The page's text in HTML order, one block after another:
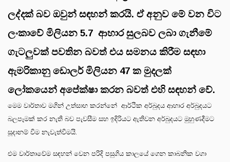
ලද්දක් බව ඔවුන් සඳහන් කරයි. ඒ අනුව මේ වන විට
ලංකාවේ මිලියන 5.7 ආහාර සුලබව ලබා ගැනීමේ
ගැටලුවක් පවතින බවත් එය සමනය කිරීම සඳහා
ඇමරිකානු ඩොලර් මිලියන 47 ක මුදලක්
ලෝකයෙන් අපේක්ෂා කරන බවත් එහි සඳහන් වේ.
මෙම වාර්තාව මගින් උත්සාහ කරන්නේ ආර්ථික අර්බුදය ආහාර අර්බුදයට
බලපෑමක් කර නැති බව පැවසීම සහ ඉදිරියට ඇතිවන අර්බුදයට මුහුණදීමට
සූදානම් වීම නැවැත්වීමයි.
එම වාර්තාවේම සඳහන් වෙන පරිදි පසුගිය කාලයේ ගෙන කාබනික වගා